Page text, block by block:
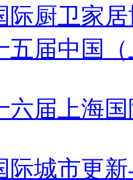
际厨卫家
五届中国
六届上海
际城市更